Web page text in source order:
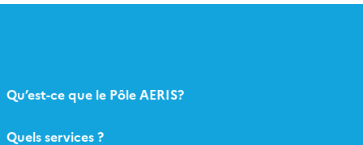
Qu’est-ce que le Pôle AERIS?
Quels services ?